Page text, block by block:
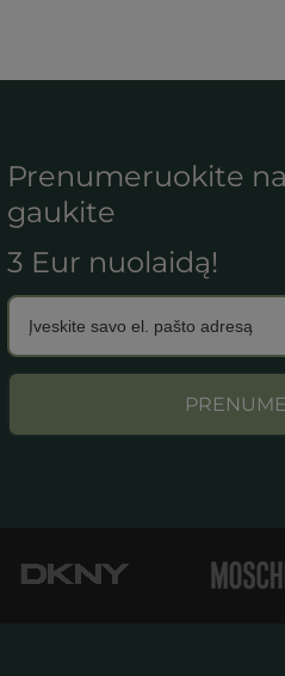
Prenumeruokite
gaukite
3 Eur nuolaidą!